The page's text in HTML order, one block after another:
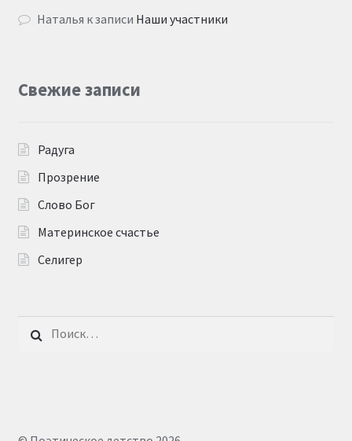
Наталья к записи Наши участники
Свежие записи
Радуга
Прозрение
Слово Бог
Материнское счастье
Селигер
Найти: